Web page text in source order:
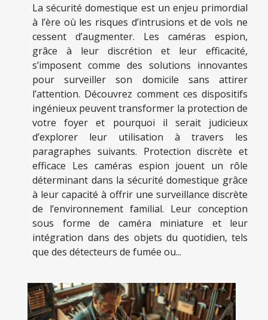
La sécurité domestique est un enjeu primordial
à l’ère où les risques d’intrusions et de vols ne
cessent d’augmenter. Les caméras espion,
grâce à leur discrétion et leur efficacité,
s’imposent comme des solutions innovantes
pour surveiller son domicile sans attirer
l’attention. Découvrez comment ces dispositifs
ingénieux peuvent transformer la protection de
votre foyer et pourquoi il serait judicieux
d’explorer leur utilisation à travers les
paragraphes suivants. Protection discrète et
efficace Les caméras espion jouent un rôle
déterminant dans la sécurité domestique grâce
à leur capacité à offrir une surveillance discrète
de l’environnement familial. Leur conception
sous forme de caméra miniature et leur
intégration dans des objets du quotidien, tels
que des détecteurs de fumée ou...